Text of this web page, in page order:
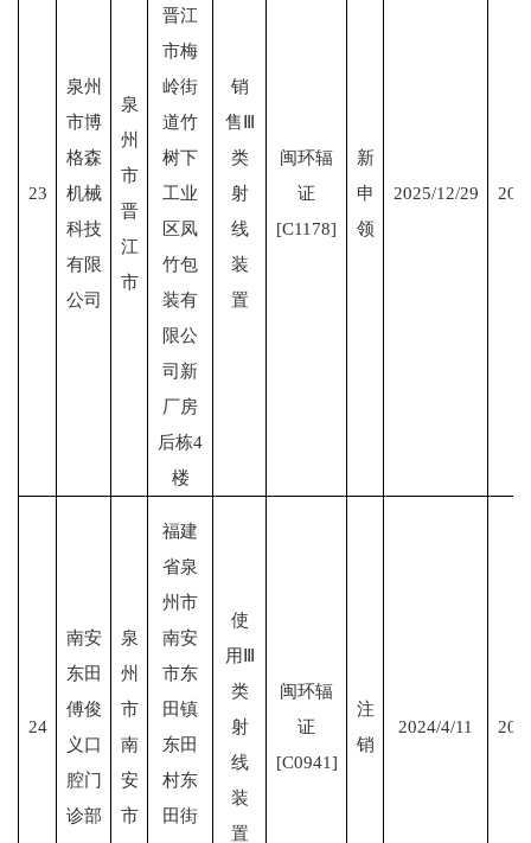
23
泉州
市博
格森
机械
科技
有限
公司
泉
州
市
晋
江
市
晋江
市梅
岭街
道竹
树下
工业
区凤
竹包
装有
限公
司新
厂房
后栋4
楼
销
售Ⅲ
类
射
线
装
置
闽环辐
证
[C1178]
新
申
领
2025/12/29
24
南安
东田
傅俊
义口
腔门
诊部
泉
州
市
南
安
市
福建
省泉
州市
南安
市东
田镇
东田
村东
田街
使
用Ⅲ
类
射
线
装
置
闽环辐
证
[C0941]
注
销
2024/4/11